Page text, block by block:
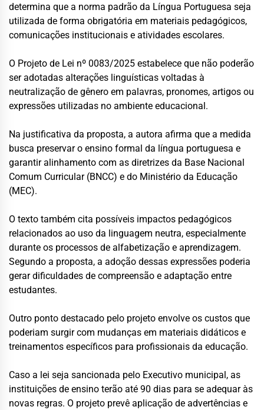
determina que a norma padrão da Língua Portuguesa seja
utilizada de forma obrigatória em materiais pedagógicos,
comunicações institucionais e atividades escolares.
O Projeto de Lei nº 0083/2025 estabelece que não poderão
ser adotadas alterações linguísticas voltadas à
neutralização de gênero em palavras, pronomes, artigos ou
expressões utilizadas no ambiente educacional.
Na justificativa da proposta, a autora afirma que a medida
busca preservar o ensino formal da língua portuguesa e
garantir alinhamento com as diretrizes da Base Nacional
Comum Curricular (BNCC) e do Ministério da Educação
(MEC).
O texto também cita possíveis impactos pedagógicos
relacionados ao uso da linguagem neutra, especialmente
durante os processos de alfabetização e aprendizagem.
Segundo a proposta, a adoção dessas expressões poderia
gerar dificuldades de compreensão e adaptação entre
estudantes.
Outro ponto destacado pelo projeto envolve os custos que
poderiam surgir com mudanças em materiais didáticos e
treinamentos específicos para profissionais da educação.
Caso a lei seja sancionada pelo Executivo municipal, as
instituições de ensino terão até 90 dias para se adequar às
novas regras. O projeto prevê aplicação de advertências e